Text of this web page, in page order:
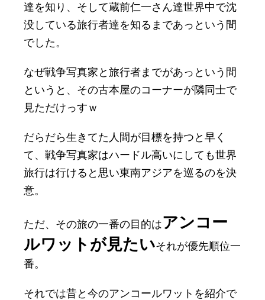
達を知り、そして蔵前仁一さん達世界中で沈
没している旅行者達を知るまであっという間
でした。
なぜ戦争写真家と旅行者までがあっという間
というと、その古本屋のコーナーが隣同士で
見ただけっすｗ
だらだら生きてた人間が目標を持つと早く
て、戦争写真家はハードル高いにしても世界
旅行は行けると思い東南アジアを巡るのを決
意。
ただ、その旅の一番の目的はアンコー
ルワットが見たいそれが優先順位一
番。
それでは昔と今のアンコールワットを紹介で